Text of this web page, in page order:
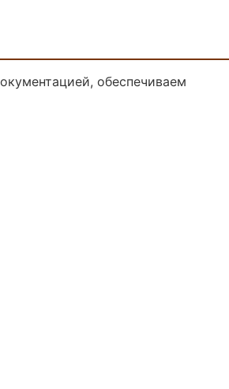
обеспечиваем